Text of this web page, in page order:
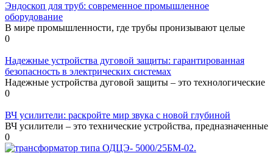
Эндоскоп для труб: современное промышленное
оборудование
В мире промышленности, где трубы пронизывают целые
0
Надежные устройства дуговой защиты: гарантированная
безопасность в электрических системах
Надежные устройства дуговой защиты – это технологические
0
ВЧ усилители: раскройте мир звука с новой глубиной
ВЧ усилители – это технические устройства, предназначенные
0